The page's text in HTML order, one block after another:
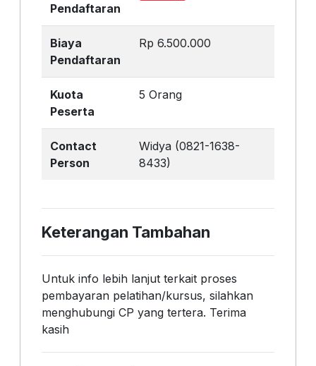
Pendaftaran
Biaya
Pendaftaran
Rp 6.500.000
Kuota
Peserta
5 Orang
Contact
Person
Widya (0821-1638-
8433)
Keterangan Tambahan
Untuk info lebih lanjut terkait proses
pembayaran pelatihan/kursus, silahkan
menghubungi CP yang tertera. Terima
kasih